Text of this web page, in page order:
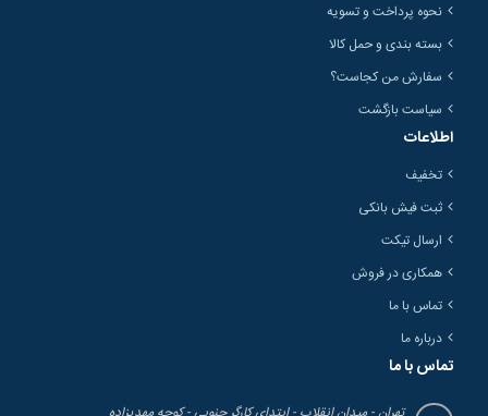
نحوه پرداخت و تسویه
بسته بندی و حمل کالا
سفارش من کجاست؟
سیاست بازگشت
اطلاعات
تخفیف
ثبت فیش بانکی
ارسال تیکت
همکاری در فروش
تماس با ما
درباره ما
تماس با ما